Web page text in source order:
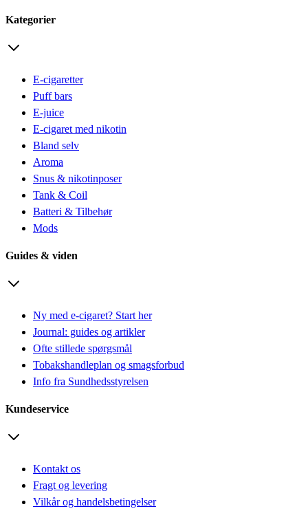
Kategorier
E-cigaretter
Puff bars
E-juice
E-cigaret med nikotin
Bland selv
Aroma
Snus & nikotinposer
Tank & Coil
Batteri & Tilbehør
Mods
Guides & viden
Ny med e-cigaret? Start her
Journal: guides og artikler
Ofte stillede spørgsmål
Tobakshandleplan og smagsforbud
Info fra Sundhedsstyrelsen
Kundeservice
Kontakt os
Fragt og levering
Vilkår og handelsbetingelser